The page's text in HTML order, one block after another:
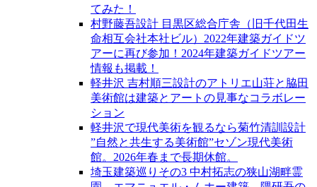
てみた！
村野藤吾設計 目黒区総合庁舎（旧千代田生
命相互会社本社ビル）2022年建築ガイドツ
アーに再び参加！2024年建築ガイドツアー
情報も掲載！
軽井沢 吉村順三設計のアトリエ山荘と脇田
美術館は建築とアートの見事なコラボレー
ション
軽井沢で現代美術を観るなら菊竹清訓設計
”自然と共生する美術館”セゾン現代美術
館。2026年春まで長期休館。
埼玉建築巡りその3 中村拓志の狭山湖畔霊